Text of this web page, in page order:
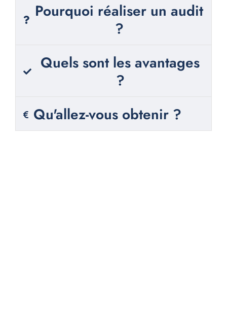
Pourquoi réaliser un audit
?
Quels sont les avantages
?
Qu'allez-vous obtenir ?